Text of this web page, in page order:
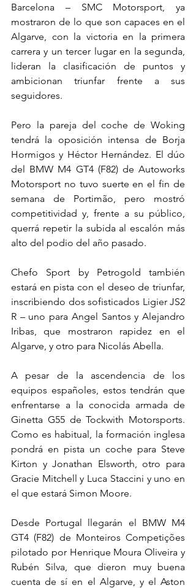
Barcelona – SMC Motorsport, ya
mostraron de lo que son capaces en el
Algarve, con la victoria en la primera
carrera y un tercer lugar en la segunda,
lideran la clasificación de puntos y
ambicionan triunfar frente a sus
seguidores.
Pero la pareja del coche de Woking
tendrá la oposición intensa de Borja
Hormigos y Héctor Hernández. El dúo
del BMW M4 GT4 (F82) de Autoworks
Motorsport no tuvo suerte en el fin de
semana de Portimão, pero mostró
competitividad y, frente a su público,
querrá repetir la subida al escalón más
alto del podio del año pasado.
Chefo Sport by Petrogold también
estará en pista con el deseo de triunfar,
inscribiendo dos sofisticados Ligier JS2
R – uno para Angel Santos y Alejandro
Iribas, que mostraron rapidez en el
Algarve, y otro para Nicolás Abella.
A pesar de la ascendencia de los
equipos españoles, estos tendrán que
enfrentarse a la conocida armada de
Ginetta G55 de Tockwith Motorsports.
Como es habitual, la formación inglesa
pondrá en pista un coche para Steve
Kirton y Jonathan Elsworth, otro para
Gracie Mitchell y Luca Staccini y uno en
el que estará Simon Moore.
Desde Portugal llegarán el BMW M4
GT4 (F82) de Monteiros Competições
pilotado por Henrique Moura Oliveira y
Rubén Silva, que dieron muy buena
cuenta de sí en el Algarve, y el Aston